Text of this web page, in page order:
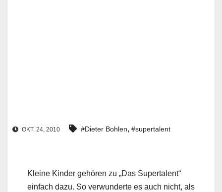
OKT. 24, 2010 #Dieter Bohlen, #supertalent
Kleine Kinder gehören zu „Das Supertalent“
einfach dazu. So verwunderte es auch nicht, als